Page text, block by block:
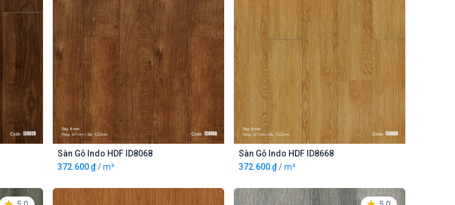
THÊM VÀO GIỎ
Sàn Gỗ Indo HDF ID8068
372.600₫/m²
THÊM VÀO GIỎ
Sàn Gỗ Indo HDF ID8668
372.600₫ /m²